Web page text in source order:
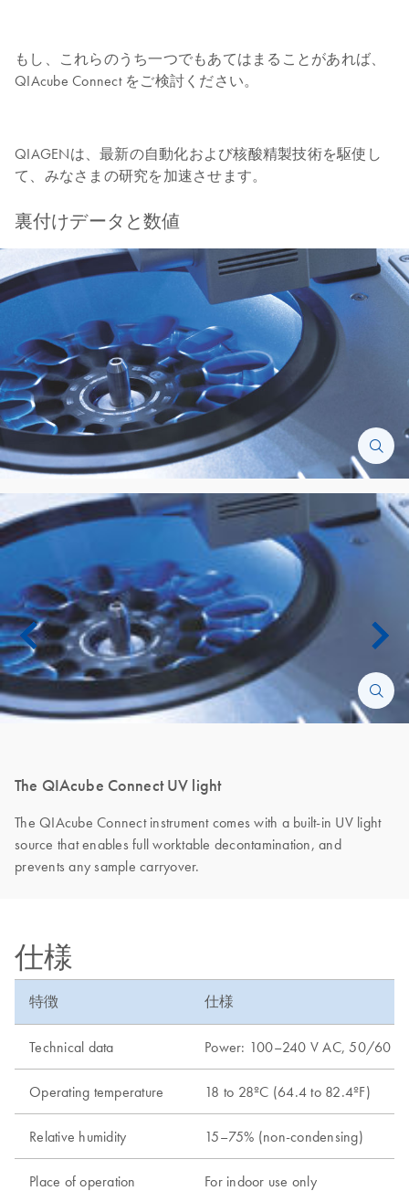
もし、これらのうち一つでもあてはまることがあれば、
QIAcube Connect をご検討ください。
QIAGENは、最新の自動化および核酸精製技術を駆使し
て、みなさまの研究を加速させます。
裏付けデータと数値
The QIAcube Connect UV light
The QIAcube Connect instrument comes with a built-in UV light
source that enables full worktable decontamination, and
prevents any sample carryover.
仕様
特徴 仕様
Technical data Power: 100–240 V AC, 50/60
Operating temperature 18 to 28ºC (64.4 to 82.4ºF)
Relative humidity 15–75% (non-condensing)
Place of operation For indoor use only